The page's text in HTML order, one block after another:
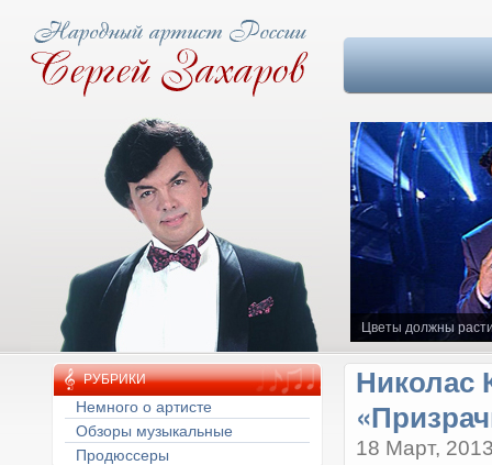
Цветы должны
РУБРИКИ
Немного о артисте
Обзоры музыкальные
Продюссеры
Николас
18 Март,